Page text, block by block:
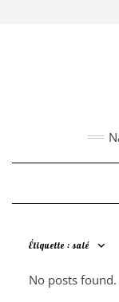
Étiquette :salé
No posts found.